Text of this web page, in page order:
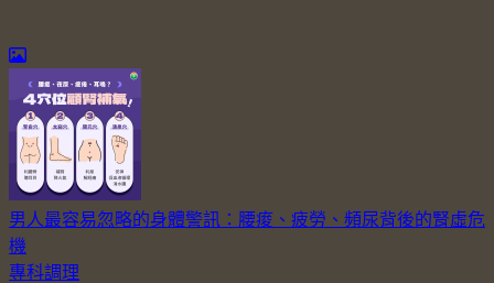
男人最容易忽略的身體警訊：腰痠、疲勞、頻尿背後的腎虛危
機
專科調理